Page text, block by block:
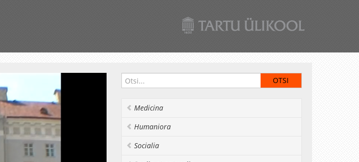
Medicina
Humaniora
Socialia